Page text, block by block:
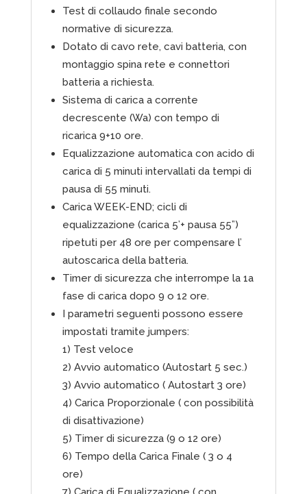
Test di collaudo finale secondo
normative di sicurezza.
Dotato di cavo rete, cavi batteria, con
montaggio spina rete e connettori
batteria a richiesta.
Sistema di carica a corrente
decrescente (Wa) con tempo di
ricarica 9+10 ore.
Equalizzazione automatica con acido di
carica di 5 minuti intervallati da tempi di
pausa di 55 minuti.
Carica WEEK-END; cicli di
equalizzazione (carica 5’+ pausa 55”)
ripetuti per 48 ore per compensare l’
autoscarica della batteria.
Timer di sicurezza che interrompe la 1a
fase di carica dopo 9 o 12 ore.
I parametri seguenti possono essere
impostati tramite jumpers:
1) Test veloce
2) Avvio automatico (Autostart 5 sec.)
3) Avvio automatico ( Autostart 3 ore)
4) Carica Proporzionale ( con possibilità
di disattivazione)
5) Timer di sicurezza (9 o 12 ore)
6) Tempo della Carica Finale ( 3 o 4
ore)